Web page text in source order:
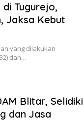
di Tugurejo,
Jaksa Kebut
yang dilakukan
dan…
Blitar, Selidiki
dan Jasa